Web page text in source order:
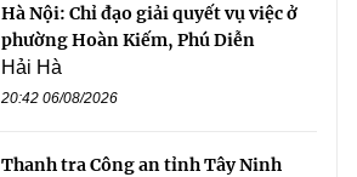
Hà Nội: Chỉ đạo giải quyết vụ việc ở
phường Hoàn Kiếm, Phú Diễn
Hải Hà
20:42 06/08/2026
Thanh tra Công an tỉnh Tây Ninh